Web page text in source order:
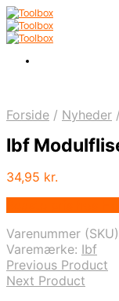
Forside / Nyheder /
Ibf
34,95 kr.
Varenummer
Varemærke: Ibf
Previous Product
Next Product